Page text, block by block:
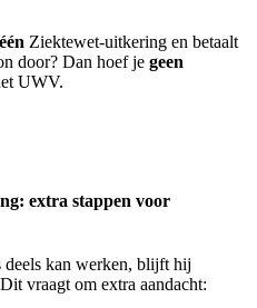
Ziektewet‑uitkering en betaalt
door? Dan hoef je geen
UWV.
extra stappen voor
deels kan werken, blijft hij
vraagt om extra aandacht: